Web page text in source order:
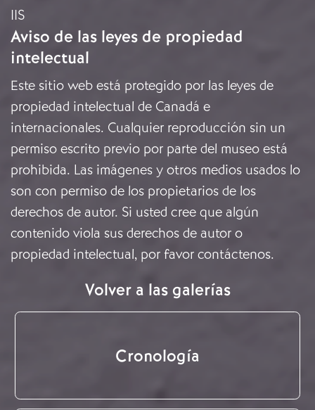
IIS
Aviso de las leyes de propiedad
intelectual
Este sitio web está protegido por las leyes de
propiedad intelectual de Canadá e
internacionales. Cualquier reproducción sin un
permiso escrito previo por parte del museo está
prohibida. Las imágenes y otros medios usados lo
son con permiso de los propietarios de los
derechos de autor. Si usted cree que algún
contenido viola sus derechos de autor o
propiedad intelectual, por favor contáctenos.
Volver a las galerías
Cronología